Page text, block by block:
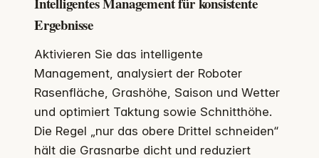
Ergebnisse
Aktivieren Sie das intelligente
Management, analysiert der Roboter
Rasenfläche, Grashöhe, Saison und Wetter
und optimiert Taktung sowie Schnitthöhe.
Die Regel „nur das obere Drittel schneiden“
hält die Grasnarbe dicht und reduziert